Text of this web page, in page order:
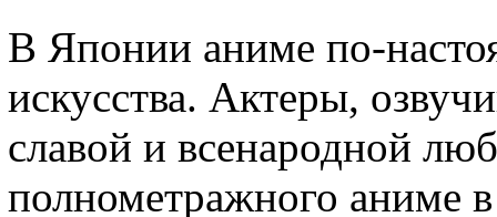
В Японии аниме по-
искусства. Актеры,
славой и всенародной
полнометражного аниме